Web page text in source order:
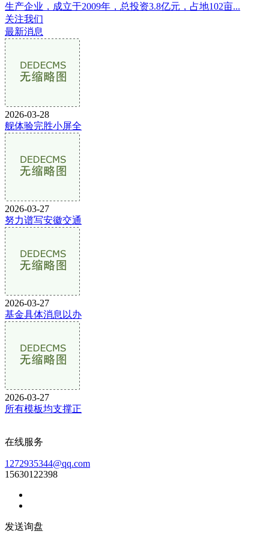
生产企业，成立于2009年，总投资3.8亿元，占地102亩...
关注我们
最新消息
2026-03-28
舰体验完胜小屏全
2026-03-27
努力谱写安徽交通
2026-03-27
基金具体消息以办
2026-03-27
所有模板均支撑正
在线服务
1272935344@qq.com
15630122398
发送询盘